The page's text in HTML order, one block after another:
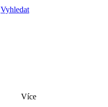
Vyhledat
Více